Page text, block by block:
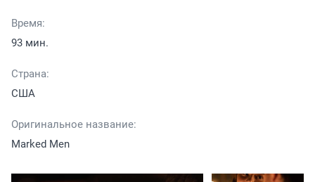
Время:
93 мин.
Страна:
США
Оригинальное название:
Marked Men